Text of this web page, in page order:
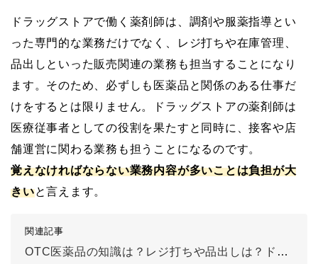
ドラッグストアで働く薬剤師は、調剤や服薬指導とい
った専門的な業務だけでなく、レジ打ちや在庫管理、
品出しといった販売関連の業務も担当することになり
ます。そのため、必ずしも医薬品と関係のある仕事だ
けをするとは限りません。ドラッグストアの薬剤師は
医療従事者としての役割を果たすと同時に、接客や店
舗運営に関わる業務も担うことになるのです。
覚えなければならない業務内容が多いことは負担が大
きいと言えます。
関連記事
OTC医薬品の知識は？レジ打ちや品出しは？ドラッグストア薬剤師の仕事内容